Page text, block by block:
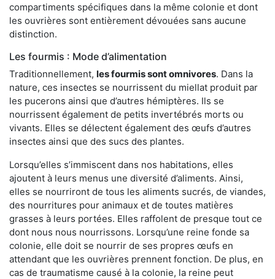
compartiments spécifiques dans la même colonie et dont
les ouvrières sont entièrement dévouées sans aucune
distinction.
Les fourmis : Mode d’alimentation
Traditionnellement, les fourmis sont omnivores. Dans la
nature, ces insectes se nourrissent du miellat produit par
les pucerons ainsi que d’autres hémiptères. Ils se
nourrissent également de petits invertébrés morts ou
vivants. Elles se délectent également des œufs d’autres
insectes ainsi que des sucs des plantes.
Lorsqu’elles s’immiscent dans nos habitations, elles
ajoutent à leurs menus une diversité d’aliments. Ainsi,
elles se nourriront de tous les aliments sucrés, de viandes,
des nourritures pour animaux et de toutes matières
grasses à leurs portées. Elles raffolent de presque tout ce
dont nous nous nourrissons. Lorsqu’une reine fonde sa
colonie, elle doit se nourrir de ses propres œufs en
attendant que les ouvrières prennent fonction. De plus, en
cas de traumatisme causé à la colonie, la reine peut